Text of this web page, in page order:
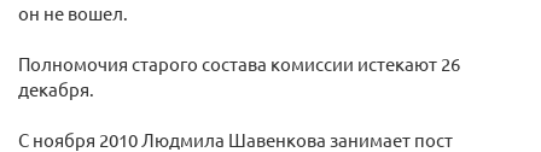
он не вошел.
Полномочия старого состава комиссии истекают 26
декабря.
С ноября 2010 Людмила Шавенкова занимает пост